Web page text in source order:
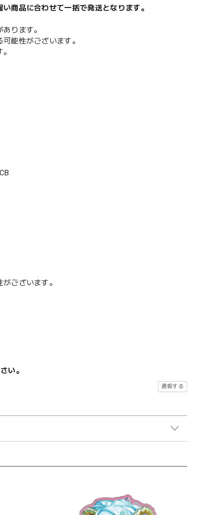
商品に合わせて一括で発送となります。
ります。
能性がございます。
ございます。
い。
通報する